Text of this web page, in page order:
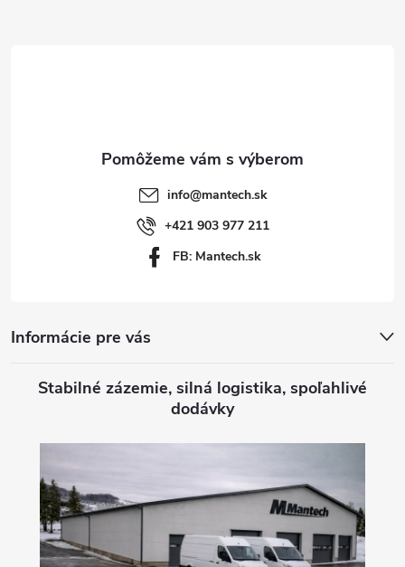
info@mantech.sk
+421 903 977 211
FB: Mantech.sk
Informácie pre vás
Stabilné zázemie, silná logistika, spoľahlivé
dodávky